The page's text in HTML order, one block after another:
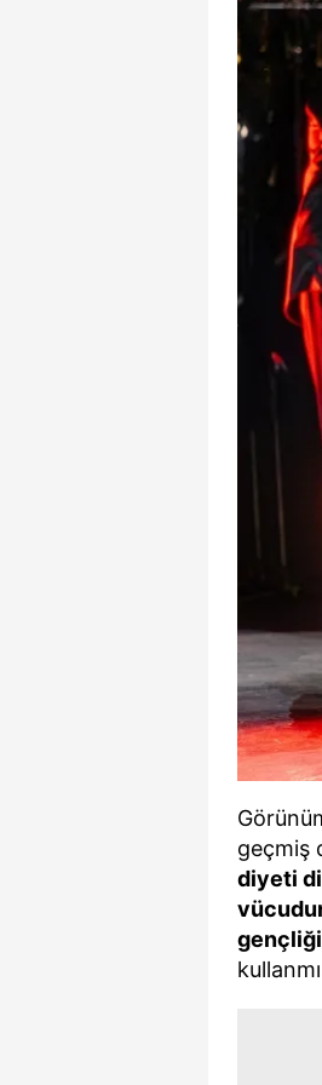
geçmiş
diyeti